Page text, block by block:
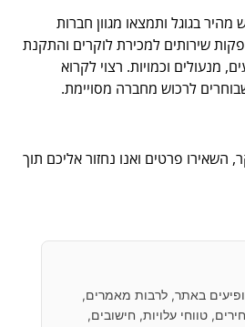
בגוגל ותמצאו מגוון חברות
שירותים למכירת לוקרים והתקנת
מנעולים וכמויות. רצוי לקרוא
לרכוש מחברה מסויימת.
השאירו פרטים ואנו נחזור אליכם תוך
באתר, לרבות מאמרים,
טווחי עלויות, חישובים,